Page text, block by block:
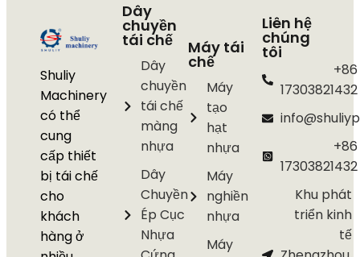
Shuliy
Machinery
có thể
cung
cấp thiết
bị tái chế
cho
khách
hàng ở
Dây
chuyền
tái chế
Dây
chuyền
tái chế
màng
nhựa
Dây
Chuyền
Ép Cục
Nhựa
Máy tái
chế
Máy
tạo
hạt
nhựa
Máy
nghiền
nhựa
Máy
Liên hệ
chúng
tôi
+86
17303821432
+86
17303821432
Khu phát
triển kinh
tế